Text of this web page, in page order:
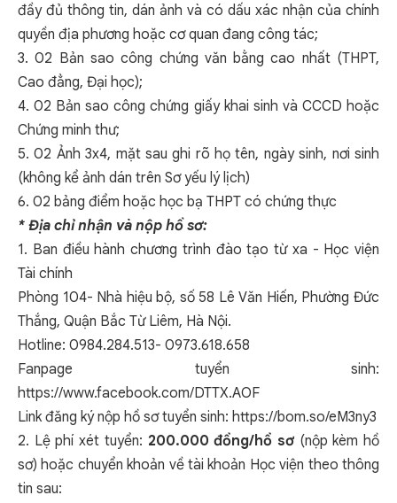
đầy đủ thông tin, dán ảnh và có dấu xác nhận của chính
quyền địa phương hoặc cơ quan đang công tác;
3. 02 Bản sao công chứng văn bằng cao nhất (THPT,
Cao đẳng, Đại học);
4. 02 Bản sao công chứng giấy khai sinh và CCCD hoặc
Chứng minh thư;
5. 02 Ảnh 3x4, mặt sau ghi rõ họ tên, ngày sinh, nơi sinh
(không kể ảnh dán trên Sơ yếu lý lịch)
6. 02 bảng điểm hoặc học bạ THPT có chứng thực
* Địa chỉ nhận và nộp hồ sơ:
1. Ban điều hành chương trình đào tạo từ xa - Học viện
Tài chính
Phòng 104- Nhà hiệu bộ, số 58 Lê Văn Hiến, Phường Đức
Thắng, Quận Bắc Từ Liêm, Hà Nội.
Hotline: 0984.284.513- 0973.618.658
Fanpage tuyển sinh:
https://www.facebook.com/DTTX.AOF
Link đăng ký nộp hồ sơ tuyển sinh: https://bom.so/eM3ny3
2. Lệ phí xét tuyển: 200.000 đồng/hồ sơ(nộp kèm hồ
sơ) hoặc chuyển khoản về tài khoản Học viện theo thông
tin sau: